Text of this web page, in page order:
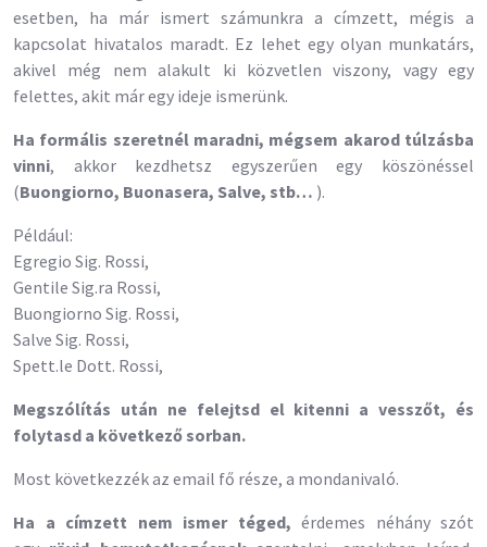
esetben, ha már ismert számunkra a címzett, mégis a
kapcsolat hivatalos maradt. Ez lehet egy olyan munkatárs,
akivel még nem alakult ki közvetlen viszony, vagy egy
felettes, akit már egy ideje ismerünk.
Ha formális szeretnél maradni, mégsem akarod túlzásba
vinni, akkor kezdhetsz egyszerűen egy köszönéssel
(Buongiorno, Buonasera, Salve, stb… ).
Például:
Egregio Sig. Rossi,
Gentile Sig.ra Rossi,
Buongiorno Sig. Rossi,
Salve Sig. Rossi,
Spett.le Dott. Rossi,
Megszólítás után ne felejtsd el kitenni a vesszőt, és
folytasd a következő sorban.
Most következzék az email fő része, a mondanivaló.
Ha a címzett nem ismer téged, érdemes néhány szót